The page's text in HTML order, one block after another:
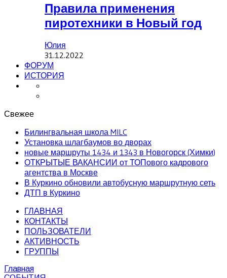
Правила применения
пиротехники в Новый год
Юлия
31.12.2022
ФОРУМ
ИСТОРИЯ
Свежее
Билингвальная школа MILC
Установка шлагбаумов во дворах
новые маршруты 1434 и 1343 в Новогорск (Химки)
ОТКРЫТЫЕ ВАКАНСИИ от ТОПового кадрового
агентства в Москве
В Куркино обновили автобусную маршрутную сеть
ДТП в Куркино
ГЛАВНАЯ
КОНТАКТЫ
ПОЛЬЗОВАТЕЛИ
АКТИВНОСТЬ
ГРУППЫ
Главная